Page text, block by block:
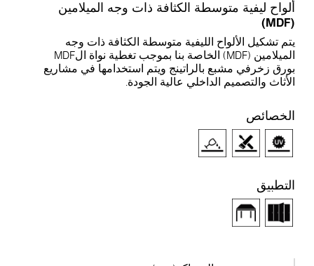
ليفية متوسطة الكثافة ذات وجه الميلامين
تشكيل الألواح الليفية متوسطة الكثافة ذات وجه
الميلامين (MDF) الخاصة بنا بموجب تغطية نواة الMDF
زخرفي مشبع بالراتينج ويتم استخدامها في مشاريع
والتصميم الداخلي عالية الجودة.